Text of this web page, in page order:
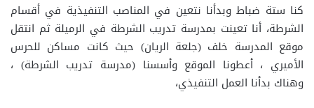
كنا ستة ضباط وبدأنا نتعين في المناصب التنفيذية في أقسام
الشرطة، أنا تعينت بمدرسة تدريب الشرطة في الرميلة ثم انتقل
موقع المدرسة خلف (جلعة الريان) حيث كانت مساكن للحرس
الأميري ، أعطونا الموقع وأسسنا (مدرسة تدريب الشرطة) ،
وهناك بدأنا العمل التنفيذي،